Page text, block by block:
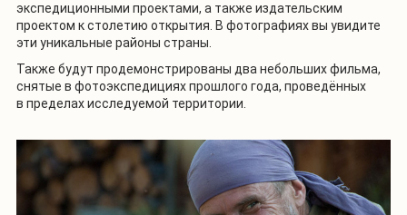
экспедиционными проектами, а также издательским
проектом к столетию открытия. В фотографиях вы увидите
эти уникальные районы страны.
Также будут продемонстрированы два небольших фильма,
снятые в фотоэкспедициях прошлого года, проведённых
в пределах исследуемой территории.